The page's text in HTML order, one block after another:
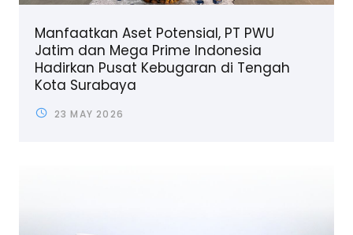
Manfaatkan Aset Potensial, PT PWU
Jatim dan Mega Prime Indonesia
Hadirkan Pusat Kebugaran di Tengah
Kota Surabaya
23 MAY 2026